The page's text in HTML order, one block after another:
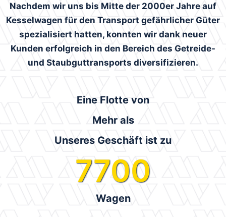
Nachdem wir uns bis Mitte der 2000er Jahre auf
Kesselwagen für den Transport gefährlicher Güter
spezialisiert hatten, konnten wir dank neuer
Kunden erfolgreich in den Bereich des Getreide-
und Staubguttransports diversifizieren.
Eine Flotte von
Mehr als
Unseres Geschäft ist zu
Wagen
7700